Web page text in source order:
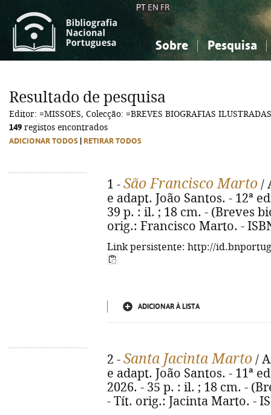
PT EN FR
Sobre Pesquisa
Ciências sociais...
Ciências sociais...
Resultado de pesquisa
Editor: =MISSOES, Colecção: =BREVES BIOGRAFIAS ILUSTRADAS
149 registos encontrados
ADICIONAR TODOS RETIRAR TODOS
1 - São Francisco Marto /
e adapt. João Santos. - 12ª
39 p. : il. ; 18 cm. - (Breves
orig.: Francisco Marto. -
Link persistente: http://
ADICIONAR À LISTA
2 - Santa Jacinta Marto /
e adapt. João Santos. - 11ª
2026. - 35 p. : il. ; 18 cm. -
- Tít. orig.: Jacinta Marto. -